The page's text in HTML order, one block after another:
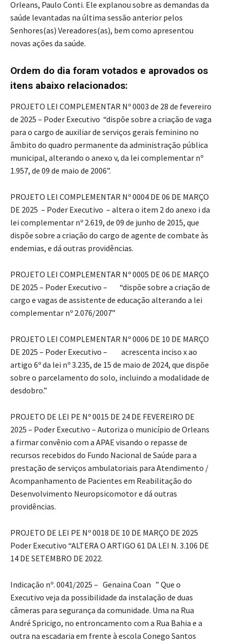
Orleans, Paulo Conti. Ele explanou sobre as demandas da
saúde levantadas na última sessão anterior pelos
Senhores(as) Vereadores(as), bem como apresentou
novas ações da saúde.
Ordem do dia foram votados e aprovados os
itens abaixo relacionados:
PROJETO LEI COMPLEMENTAR Nº 0003 de 28 de fevereiro
de 2025 – Poder Executivo “dispõe sobre a criação de vaga
para o cargo de auxiliar de serviços gerais feminino no
âmbito do quadro permanente da administração pública
municipal, alterando o anexo v, da lei complementar nº
1.957, de 09 de maio de 2006”.
PROJETO LEI COMPLEMENTAR Nº 0004 DE 06 DE MARÇO
DE 2025 – Poder Executivo – altera o item 2 do anexo i da
lei complementar nº 2.619, de 09 de junho de 2015, que
dispõe sobre a criação do cargo de agente de combate às
endemias, e dá outras providências.
PROJETO LEI COMPLEMENTAR Nº 0005 DE 06 DE MARÇO
DE 2025 – Poder Executivo – “dispõe sobre a criação de
cargo e vagas de assistente de educação alterando a lei
complementar nº 2.076/2007”
PROJETO LEI COMPLEMENTAR Nº 0006 DE 10 DE MARÇO
DE 2025 – Poder Executivo – acrescenta inciso x ao
artigo 6º da lei nº 3.235, de 15 de maio de 2024, que dispõe
sobre o parcelamento do solo, incluindo a modalidade de
desdobro.”
PROJETO DE LEI PE Nº 0015 DE 24 DE FEVEREIRO DE
2025 – Poder Executivo – Autoriza o município de Orleans
a firmar convênio com a APAE visando o repasse de
recursos recebidos do Fundo Nacional de Saúde para a
prestação de serviços ambulatoriais para Atendimento /
Acompanhamento de Pacientes em Reabilitação do
Desenvolvimento Neuropsicomotor e dá outras
providências.
PROJETO DE LEI PE Nº 0018 DE 10 DE MARÇO DE 2025
Poder Executivo “ALTERA O ARTIGO 61 DA LEI N. 3.106 DE
14 DE SETEMBRO DE 2022.
Indicação nº. 0041/2025 – Genaina Coan ” Que o
Executivo veja da possibilidade da instalação de duas
câmeras para segurança da comunidade. Uma na Rua
André Spricigo, no entroncamento com a Rua Bahia e a
outra na escadaria em frente à escola Conego Santos